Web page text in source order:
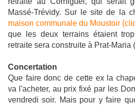
Massé-Trévidy. Sur le site de la
maison communale du Moustoir
que les deux terrains étaient
retraite sera construite à Prat-Maria
Concertation
Que faire donc de cette ex la
va l'acheter, au prix fixé par les
vendredi soir. Mais pour y faire